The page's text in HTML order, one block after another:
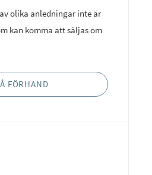
olika anledningar inte är
kan komma att säljas om
FÖRHAND